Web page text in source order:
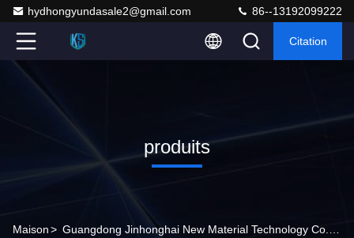
hydhongyundasale2@gmail.com 86--13192099222
Citation
produits
Maison>